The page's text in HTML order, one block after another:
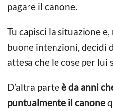
pagare il canone.
Tu capisci la situazione
buone intenzioni, decidi
attesa che le cose per lui
D’altra parteè da anni
puntualmente il canone